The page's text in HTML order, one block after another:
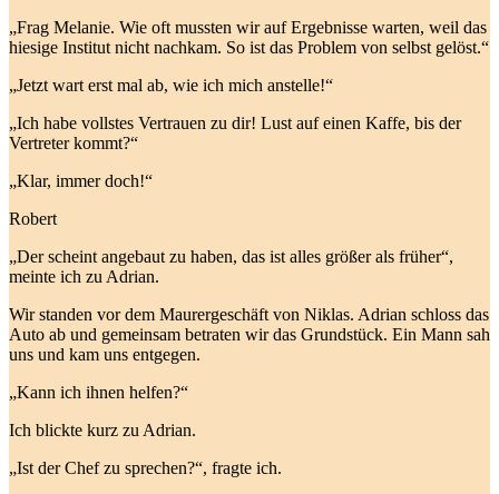
„Frag Melanie. Wie oft mussten wir auf Ergebnisse warten, weil das
hiesige Institut nicht nachkam. So ist das Problem von selbst gelöst.“
„Jetzt wart erst mal ab, wie ich mich anstelle!“
„Ich habe vollstes Vertrauen zu dir! Lust auf einen Kaffe, bis der
Vertreter kommt?“
„Klar, immer doch!“
Robert
„Der scheint angebaut zu haben, das ist alles größer als früher“,
meinte ich zu Adrian.
Wir standen vor dem Maurergeschäft von Niklas. Adrian schloss das
Auto ab und gemeinsam betraten wir das Grundstück. Ein Mann sah
uns und kam uns entgegen.
„Kann ich ihnen helfen?“
Ich blickte kurz zu Adrian.
„Ist der Chef zu sprechen?“, fragte ich.